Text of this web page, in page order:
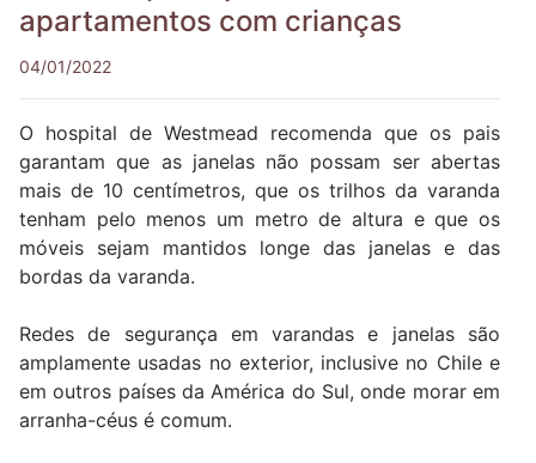
apartamentos com crianças
04/01/2022
O hospital de Westmead recomenda que os pais
garantam que as janelas não possam ser abertas
mais de 10 centímetros, que os trilhos da varanda
tenham pelo menos um metro de altura e que os
móveis sejam mantidos longe das janelas e das
bordas da varanda.
Redes de segurança em varandas e janelas são
amplamente usadas no exterior, inclusive no Chile e
em outros países da América do Sul, onde morar em
arranha-céus é comum.